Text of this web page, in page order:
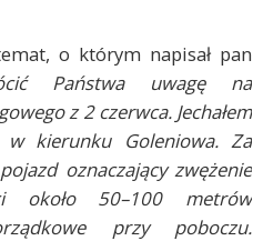
o którym napisał pan
Państwa uwagę na
z 2 czerwca. Jechałem
kierunku Goleniowa. Za
oznaczający zwężenie
około 50–100 metrów
przy poboczu.